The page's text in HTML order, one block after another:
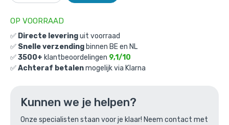
OP VOORRAAD
✅ Directe leveringuit voorraad
✅ Snelle verzending binnen BE en NL
✅3500+ klantbeoordelingen 9,1/10
✅Achteraf betalenmogelijk via Klarna
Kunnen we je helpen?
Onze specialisten staan voor je klaar! Neem contact met
Buiskoppeling Vierkante voetplaat
met doorloop - vintage bruin-C / 33,7